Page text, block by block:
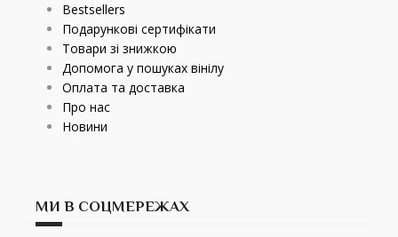
Bestsellers
Подарункові сертифікати
Товари зі знижкою
Допомога у пошуках вінілу
Оплата та доставка
Про нас
Новини
МИ В СОЦМЕРЕЖАХ